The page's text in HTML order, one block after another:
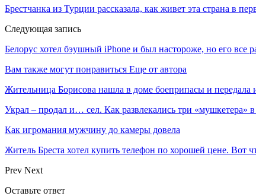
Брестчанка из Турции рассказала, как живет эта страна в
Следующая запись
Белорус хотел бэушный iPhone и был настороже, но его все
Вам также могут понравиться Еще от автора
Жительница Борисова нашла в доме боеприпасы и передала
Украл – продал и… сел. Как развлекались три «мушкетера»
Как игромания мужчину до камеры довела
Житель Бреста хотел купить телефон по хорошей цене. Вот
Prev Next
Оставьте ответ